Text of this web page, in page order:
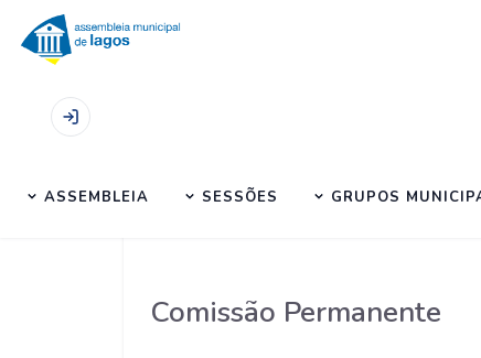
ASSEMBLEIA SESSÕES GRUPOS
Comissão Permanente